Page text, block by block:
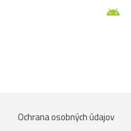
Ochrana osobných údajov